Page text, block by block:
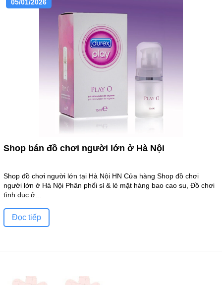
05/01/2026
Shop bán đồ chơi người lớn ở Hà Nội
Shop đồ chơi người lớn tại Hà Nội HN Cửa hàng Shop đồ chơi
người lớn ở Hà Nội Phân phối sỉ & lẻ mặt hàng bao cao su, Đồ chơi
tình dục ở...
Đọc tiếp